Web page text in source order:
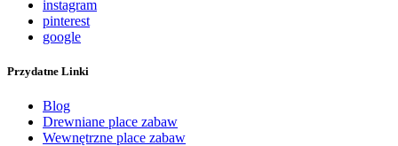
instagram
pinterest
google
Przydatne Linki
Blog
Drewniane place zabaw
Wewnętrzne place zabaw